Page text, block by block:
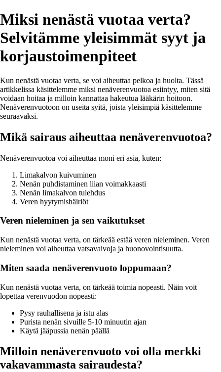
Miksi nenästä vuotaa verta?
Selvitämme yleisimmät syyt ja
korjaustoimenpiteet
Kun nenästä vuotaa verta, se voi aiheuttaa pelkoa ja huolta. Tässä
artikkelissa käsittelemme miksi nenäverenvuotoa esiintyy, miten sitä
voidaan hoitaa ja milloin kannattaa hakeutua lääkärin hoitoon.
Nenäverenvuotoon on useita syitä, joista yleisimpiä käsittelemme
seuraavaksi.
Mikä sairaus aiheuttaa nenäverenvuotoa?
Nenäverenvuotoa voi aiheuttaa moni eri asia, kuten:
Limakalvon kuivuminen
Nenän puhdistaminen liian voimakkaasti
Nenän limakalvon tulehdus
Veren hyytymishäiriöt
Veren nieleminen ja sen vaikutukset
Kun nenästä vuotaa verta, on tärkeää estää veren nieleminen. Veren
nieleminen voi aiheuttaa vatsavaivoja ja huonovointisuutta.
Miten saada nenäverenvuoto loppumaan?
Kun nenästä vuotaa verta, on tärkeää toimia nopeasti. Näin voit
lopettaa verenvuodon nopeasti:
Pysy rauhallisena ja istu alas
Purista nenän sivuille 5-10 minuutin ajan
Käytä jääpussia nenän päällä
Milloin nenäverenvuoto voi olla merkki
vakavammasta sairaudesta?